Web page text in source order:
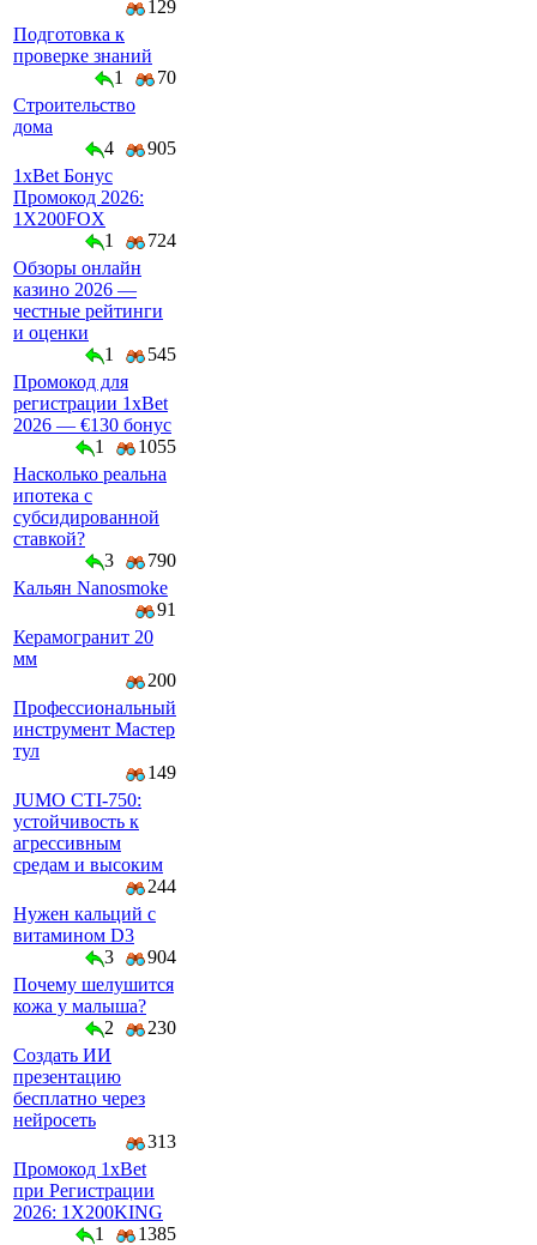
129
Подготовка к
проверке знаний
1
70
Строительство
дома
4
905
1xBet Бонус
Промокод 2026:
1X200FOX
1
724
Обзоры онлайн
казино 2026 —
честные рейтинги
и оценки
1
545
Промокод для
регистрации 1xBet
2026 — €130 бонус
1
1055
Насколько реальна
ипотека с
субсидированной
ставкой?
3
790
Кальян Nanosmoke
91
Керамогранит 20
мм
200
Профессиональный
инструмент Мастер
тул
149
JUMO CTI-750:
устойчивость к
агрессивным
средам и высоким
244
Нужен кальций с
витамином D3
3
904
Почему шелушится
кожа у малыша?
2
230
Создать ИИ
презентацию
бесплатно через
нейросеть
313
Промокод 1xBet
при Регистрации
2026: 1X200KING
1
1385